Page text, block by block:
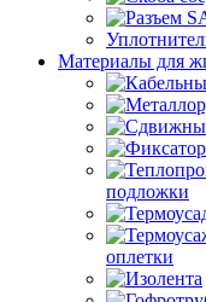
Материалы для
подложки
оплетки